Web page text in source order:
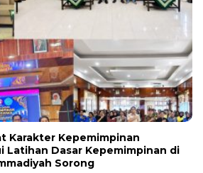
Karakter Kepemimpinan
Latihan Dasar Kepemimpinan di
Sorong